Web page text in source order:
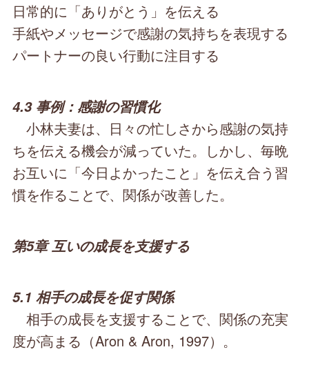
日常的に「ありがとう」を伝える
手紙やメッセージで感謝の気持ちを表現する
パートナーの良い行動に注目する
4.3 事例：感謝の習慣化
小林夫妻は、日々の忙しさから感謝の気持
ちを伝える機会が減っていた。しかし、毎晩
お互いに「今日よかったこと」を伝え合う習
慣を作ることで、関係が改善した。
第5章 互いの成長を支援する
5.1 相手の成長を促す関係
相手の成長を支援することで、関係の充実
度が高まる（Aron & Aron, 1997）。